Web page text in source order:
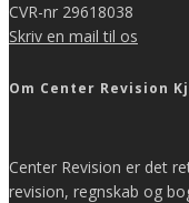
CVR-nr 29618038
Skriv en mail til os
Om Center Revision
Center Revision er det
revision, regnskab og